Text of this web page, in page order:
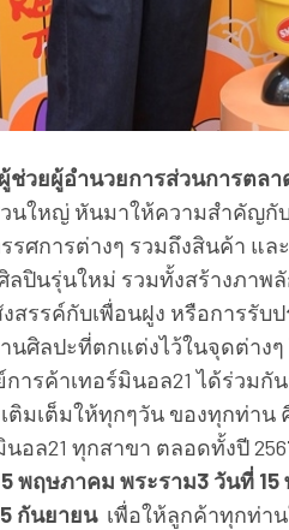
ช่วยผู้อำนวยการส่วนการตล
นใหญ่ หันมาให้ความสำคัญกั
รศการต่างๆ รวมถึงสินค้า แ
ลปินรุ่นใหม่ รวมทั้งสร้างภาพ
สรรค์กับเพื่อนฝูง หรือการรับ
ศิลปะที่ตกแต่งไว้ในจุดต่าง
การค้าเทอร์มินอล21 ได้ร่วม
ติมเต็มให้ทุกๆวัน ของทุกท่าน
อล21 ทุกสาขา ตลอดทั้งปี
5 พฤษภาคม พระราม3 วันที่
กันยายน เพื่อให้ลูกค้าทุกท่า